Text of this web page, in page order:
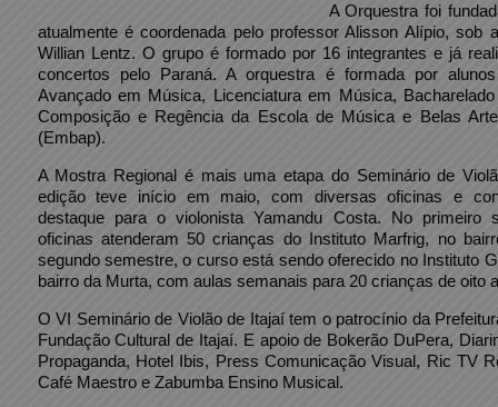
A Orquestra foi
atualmente é coordenada pelo professor Alisson Alípio, sob
Willian Lentz. O grupo é formado por 16 integrantes e já
concertos pelo Paraná. A orquestra é formada por
Avançado em Música, Licenciatura em Música,
Composição e Regência da Escola de Música e Belas
(Embap).
A Mostra Regional é mais uma etapa do Seminário de
edição teve início em maio, com diversas oficinas e
destaque para o violonista Yamandu Costa. No primeiro
oficinas atenderam 50 crianças do Instituto Marfrig, no
segundo semestre, o curso está sendo oferecido no Instituto
bairro da Murta, com aulas semanais para 20 crianças de oito
O VI Seminário de Violão de Itajaí tem o patrocínio da
Fundação Cultural de Itajaí. E apoio de Bokerão DuPera,
Propaganda, Hotel Ibis, Press Comunicação Visual, Ric TV
Café Maestro e Zabumba Ensino Musical.